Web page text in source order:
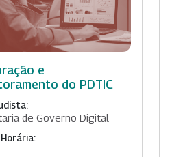
e
do PDTIC
de Governo Digital